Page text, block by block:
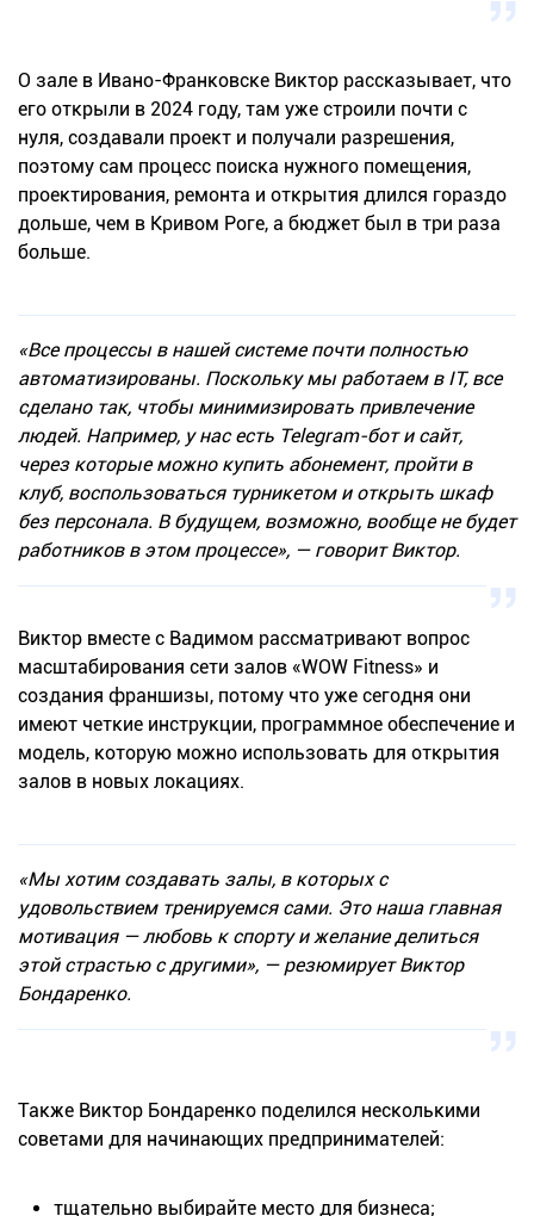
О зале в Ивано-Франковске Виктор рассказывает, что
его открыли в 2024 году, там уже строили почти с
нуля, создавали проект и получали разрешения,
поэтому сам процесс поиска нужного помещения,
проектирования, ремонта и открытия длился гораздо
дольше, чем в Кривом Роге, а бюджет был в три раза
больше.
«Все процессы в нашей системе почти полностью
автоматизированы. Поскольку мы работаем в IT, все
сделано так, чтобы минимизировать привлечение
людей. Например, у нас есть Telegram-бот и сайт,
через которые можно купить абонемент, пройти в
клуб, воспользоваться турникетом и открыть шкаф
без персонала. В будущем, возможно, вообще не будет
работников в этом процессе», — говорит Виктор.
Виктор вместе с Вадимом рассматривают вопрос
масштабирования сети залов «WOW Fitness» и
создания франшизы, потому что уже сегодня они
имеют четкие инструкции, программное обеспечение и
модель, которую можно использовать для открытия
залов в новых локациях.
«Мы хотим создавать залы, в которых с
удовольствием тренируемся сами. Это наша главная
мотивация — любовь к спорту и желание делиться
этой страстью с другими», — резюмирует Виктор
Бондаренко.
Также Виктор Бондаренко поделился несколькими
советами для начинающих предпринимателей:
тщательно выбирайте место для бизнеса;